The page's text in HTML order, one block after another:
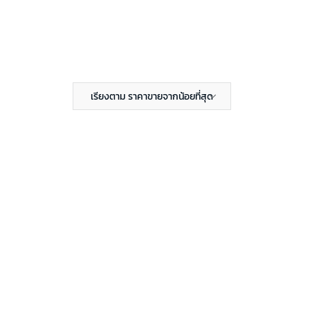
เรียงตาม ราคาขายจากน้อยที่สุด